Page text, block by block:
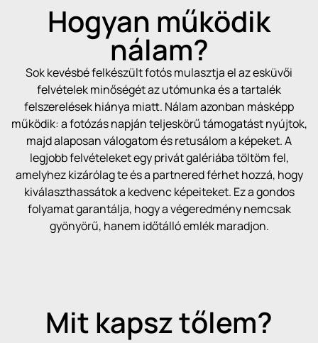
Hogyan működik
nálam?
Sok kevésbé felkészült fotós mulasztja el az esküvői
felvételek minőségét az utómunka és a tartalék
felszerelések hiánya miatt. Nálam azonban másképp
működik: a fotózás napján teljeskörű támogatást nyújtok,
majd alaposan válogatom és retusálom a képeket. A
legjobb felvételeket egy privát galériába töltöm fel,
amelyhez kizárólag te és a partnered férhet hozzá, hogy
kiválaszthassátok a kedvenc képeiteket. Ez a gondos
folyamat garantálja, hogy a végeredmény nemcsak
gyönyörű, hanem időtálló emlék maradjon.
Mit kapsz tőlem?